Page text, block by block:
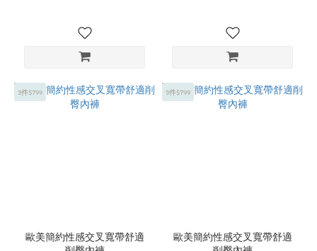
3件$799
歐美簡約性感交叉寬帶舒適
3件$799
歐美簡約性感交叉寬帶舒適